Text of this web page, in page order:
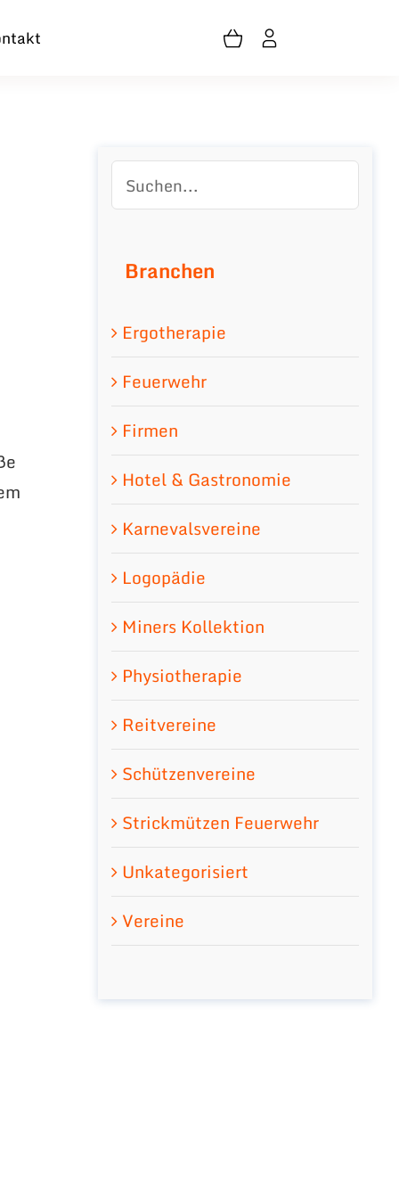
Branchen
Ergotherapie
Feuerwehr
Firmen
Hotel & Gastronomie
Karnevalsvereine
Logopädie
Miners Kollektion
Physiotherapie
Reitvereine
Schützenvereine
Strickmützen Feuerwehr
Unkategorisiert
Vereine